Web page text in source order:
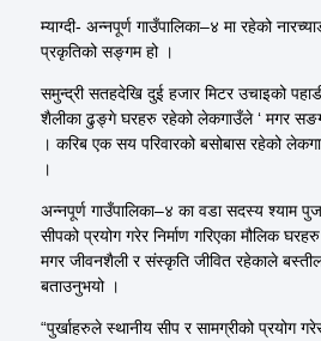
म्याग्दी- अन्नपूर्ण गाउँपालिका–४ मा रहेको
प्रकृतिको सङ्गम हो ।
समुन्द्री सतहदेखि दुई हजार मिटर उचाइको
शैलीका ढुङ्गे घरहरु रहेको लेकगाउँले ‘ मगर
। करिब एक सय परिवारको बसोबास रहेको
।
अन्नपूर्ण गाउँपालिका–४ का वडा सदस्य श्याम
सीपको प्रयोग गरेर निर्माण गरिएका मौलिक
मगर जीवनशैली र संस्कृति जीवित रहेकाले
बताउनुभयो ।
“पुर्खाहरुले स्थानीय सीप र सामग्रीको प्रयोग